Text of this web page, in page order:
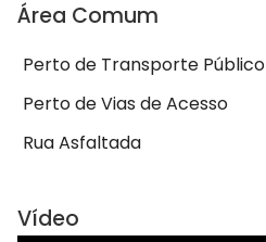
Área Comum
Perto de Transporte Público
Perto de Vias de Acesso
Rua Asfaltada
Vídeo